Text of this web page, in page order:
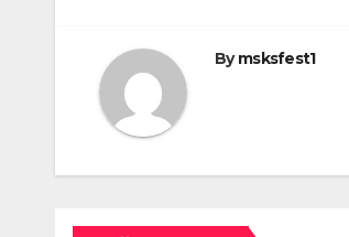
Bymsksfest1